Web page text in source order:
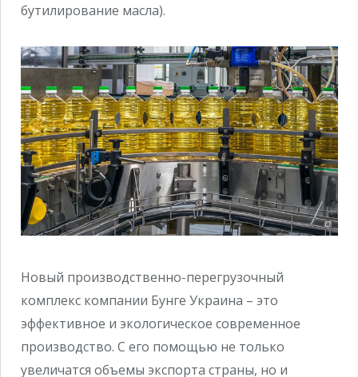
бутилирование масла).
Новый производственно-перегрузочный
комплекс компании Бунге Украина – это
эффективное и экологическое современное
производство. С его помощью не только
увеличатся объемы экспорта страны, но и